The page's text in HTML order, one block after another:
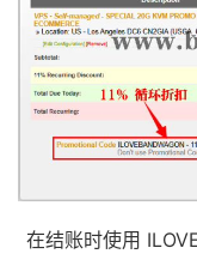
在结账时使用